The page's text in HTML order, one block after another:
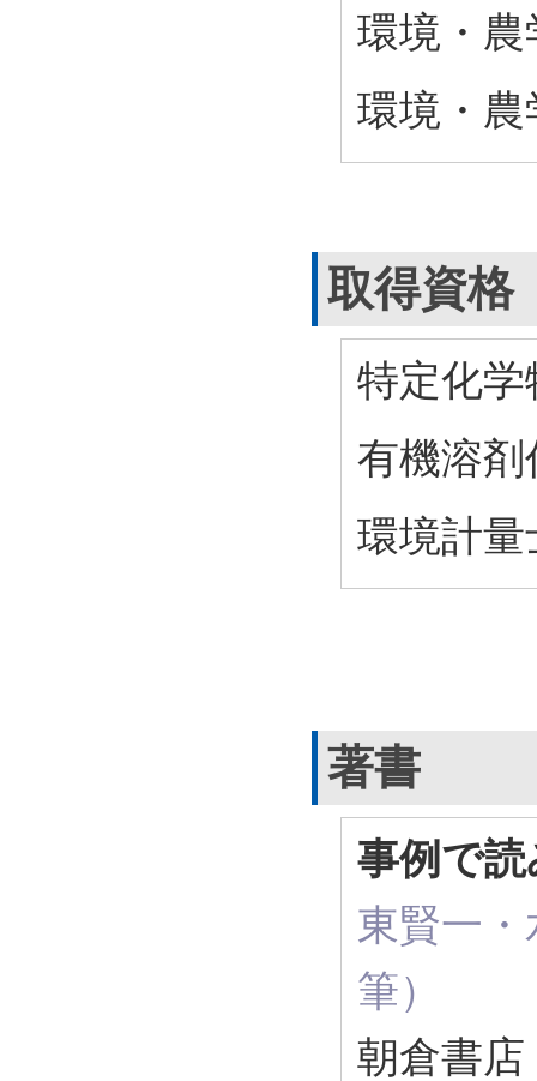
環境・
環境・
取得資格
特定化
有機溶
環境計量
著書
事例で
東賢一
筆）
朝倉書